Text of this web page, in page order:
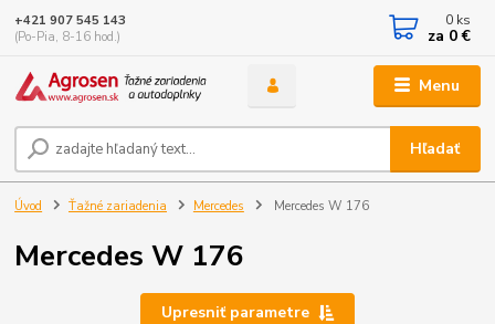
Menu
Hľadať
+421 907 545 143
(Po-Pia, 8-16 hod.)
0 ks
za 0 €
Úvod Ťažné zariadenia Mercedes Mercedes W 176
Mercedes W 176
Upresniť parametre